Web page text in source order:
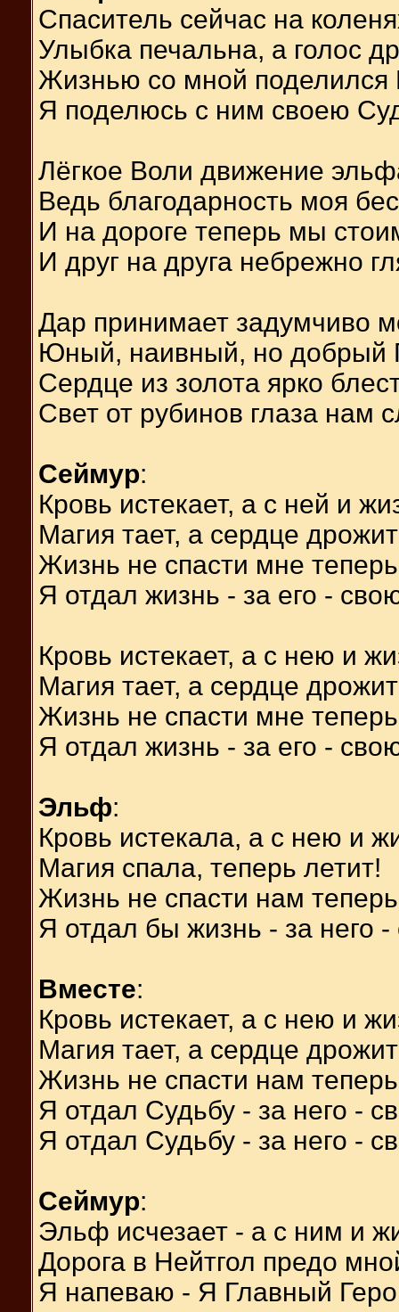
Спаситель сейчас на
Улыбка печальна, а голос
Жизнью со мной поделился
Я поделюсь с ним своею
Лёгкое Воли движение
Ведь благодарность моя
И на дороге теперь мы
И друг на друга небрежно
Дар принимает задумчиво
Юный, наивный, но добрый
Сердце из золота ярко
Свет от рубинов глаза нам
Сеймур:
Кровь истекает, а с ней и
Магия тает, а сердце
Жизнь не спасти мне
Я отдал жизнь - за его -
Кровь истекает, а с нею и
Магия тает, а сердце
Жизнь не спасти мне
Я отдал жизнь - за его -
Эльф:
Кровь истекала, а с нею и
Магия спала, теперь летит!
Жизнь не спасти нам
Я отдал бы жизнь - за него
Вместе:
Кровь истекает, а с нею и
Магия тает, а сердце
Жизнь не спасти нам
Я отдал Судьбу - за него -
Я отдал Судьбу - за него -
Сеймур:
Эльф исчезает - а с ним и
Дорога в Нейтгол предо
Я напеваю - Я Главный